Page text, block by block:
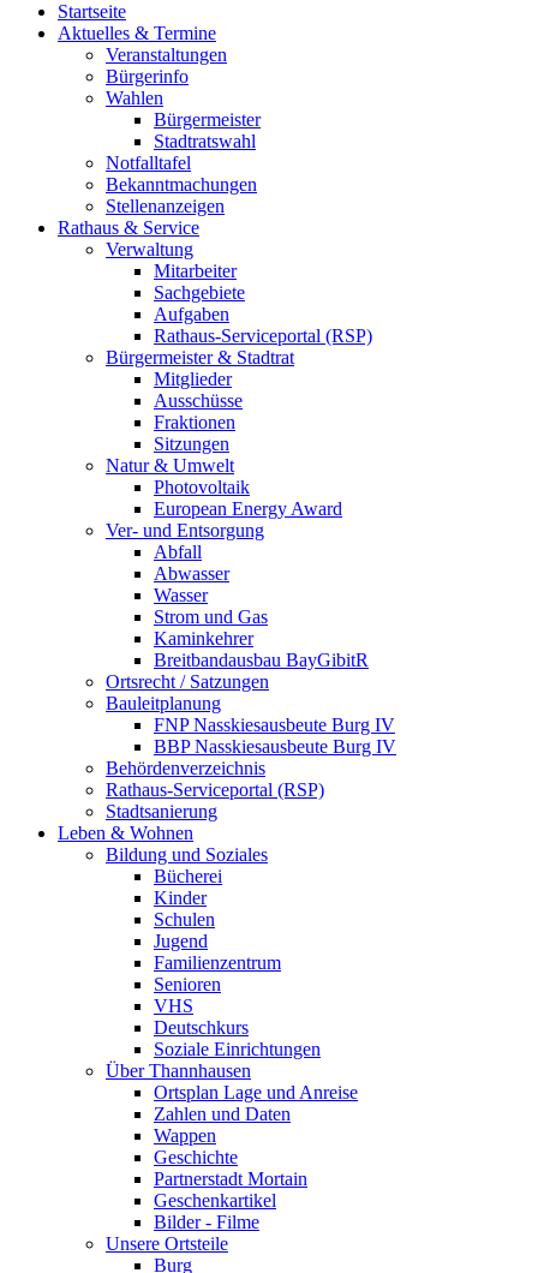
Startseite
Aktuelles & Termine
Veranstaltungen
Bürgerinfo
Wahlen
Bürgermeister
Stadtratswahl
Notfalltafel
Bekanntmachungen
Stellenanzeigen
Rathaus & Service
Verwaltung
Mitarbeiter
Sachgebiete
Aufgaben
Rathaus-Serviceportal (RSP)
Bürgermeister & Stadtrat
Mitglieder
Ausschüsse
Fraktionen
Sitzungen
Natur & Umwelt
Photovoltaik
European Energy Award
Ver- und Entsorgung
Abfall
Abwasser
Wasser
Strom und Gas
Kaminkehrer
Breitbandausbau BayGibitR
Ortsrecht / Satzungen
Bauleitplanung
FNP Nasskiesausbeute Burg IV
BBP Nasskiesausbeute Burg IV
Behördenverzeichnis
Rathaus-Serviceportal (RSP)
Stadtsanierung
Leben & Wohnen
Bildung und Soziales
Bücherei
Kinder
Schulen
Jugend
Familienzentrum
Senioren
VHS
Deutschkurs
Soziale Einrichtungen
Über Thannhausen
Ortsplan Lage und Anreise
Zahlen und Daten
Wappen
Geschichte
Partnerstadt Mortain
Geschenkartikel
Bilder - Filme
Unsere Ortsteile
Burg